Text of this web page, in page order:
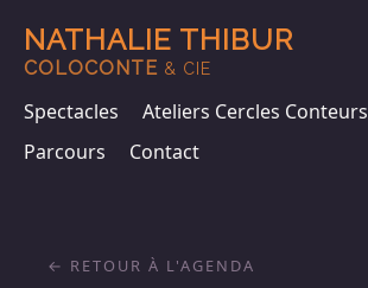
NATHALIE THIBUR
COLOCONTE & CIE
Spectacles Ateliers Cercles Conteurs
Parcours
Contact
RETOUR À L'AGENDA